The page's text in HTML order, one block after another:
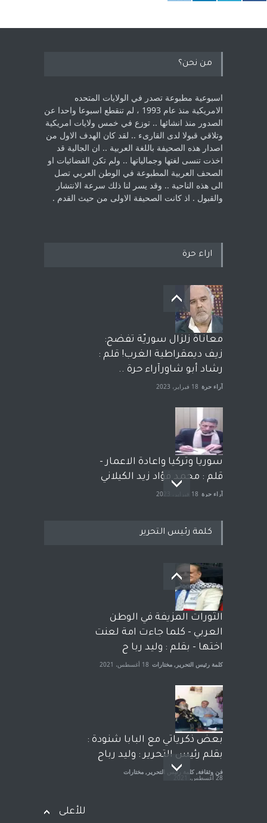
من نحن؟
اسبوعية مطبوعة تصدر في الولايات المتحده
الامريكية منذ عام 1993 ، لم ‏تنقطع اسبوعا واحدا عن
الصدور منذ انشائها .. توزع في خمس ولايات امريكية
‏وتلاقي قبولا لدى القارىء ..‏ لقد كان الهدف الاول من
اصدار هذه الصحيفة باللغة العربية .. ان الجالية قد
اخذت ‏تنسى لغتها وجمالياتها .. ولم تكن الفضائيات او
الصحف العربية المطبوعة في الوطن ‏العربي تصل
الى هذه الناحية .. وقد يسر لنا ذلك سرعة الانتشار
والقبول . اذ كانت ‏الصحيفة الاولى من حيث القدم . ‏
اراء حرة
معاناة زلزال سوريّة تفضح:
زيف ديمقراطية الغرب! قلم :
رشاد أبو شاورآراء حرة ..
آراء حرة 18 فبراير، 2023
سوريا وتركيا واعادة الاعمار -
قلم : محمد فؤاد زيد الكيلاني
آراء حرة 18 فبراير، 2023
بعد معارك قضائية طاحنة كتب
وترافع فيها بنفسه مرة اخرى..
الشيخ طارق يوسف يقهر
الحكومة الأمريكية ، فأعطوه
الجنسية عن يد وهم صاغرون،
آراء حرة مختارات 7 أبريل، 2023
كلمة رئيس التحرير
الثورات المزيفة في الوطن
العربي - كلما جاءت امة لعنت
اختها - بقلم : وليد ربا ح
كلمة رئيس التحرير , مختارات 18 أغسطس، 2021
بعض ذكرياتي مع البابا شنودة :
بقلم رئيس التحرير : وليد رباح
فن وثقافة, كلمة رئيس التحرير , مختارات
28 أغسطس، 2021
للأعلى